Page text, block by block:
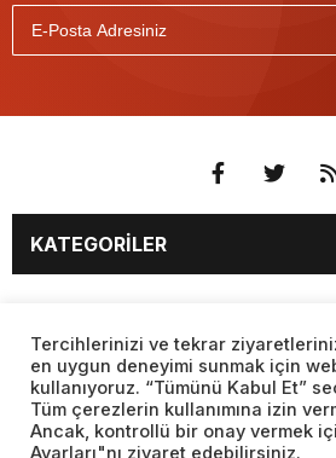
KATEGORİLER
EĞİTİM
YAŞAM
SPOR
MAGAZİN
TEKNOLOJİ
DÜNYA
SAYFALAR
BURÇLAR
CANLI
CANLI SONUÇLAR
Web sitemizde yer alan haber
Tercihlerinizi ve tekrar
en uygun deneyimi sunmak için
kullanıyoruz. “Tümünü Kabul Et”
Tüm çerezlerin kullanımına izin
Ancak, kontrollü bir onay vermek
Ayarları"nı ziyaret edebilirsiniz.